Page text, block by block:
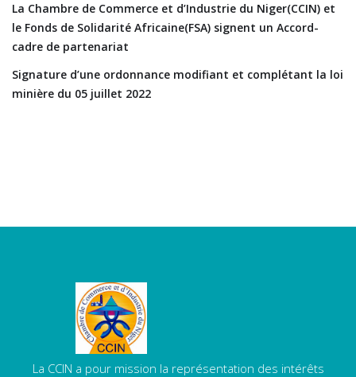
La Chambre de Commerce et d’Industrie du Niger(CCIN) et
le Fonds de Solidarité Africaine(FSA) signent un Accord-
cadre de partenariat
Signature d’une ordonnance modifiant et complétant la loi
minière du 05 juillet 2022
La CCIN a pour mission la représentation des intérêts